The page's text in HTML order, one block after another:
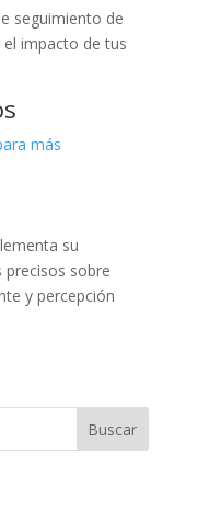
seguimiento de
impacto de tus
más
su
sobre
y percepción
Buscar